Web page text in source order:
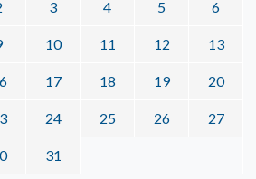
3 4 5 6
10 11 12 13
17 18 19 20
24 25 26 27
31